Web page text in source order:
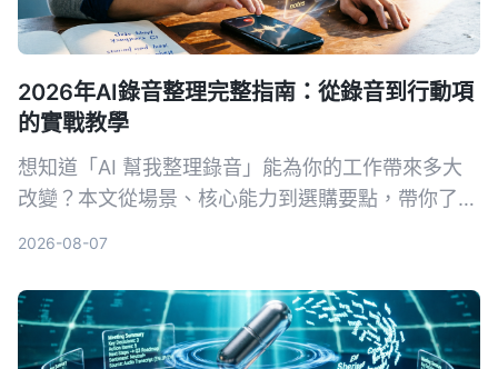
2026年AI錄音整理完整指南：從錄音到行動項
的實戰教學
想知道「AI 幫我整理錄音」能為你的工作帶來多大
改變？本文從場景、核心能力到選購要點，帶你了解
2026-08-07